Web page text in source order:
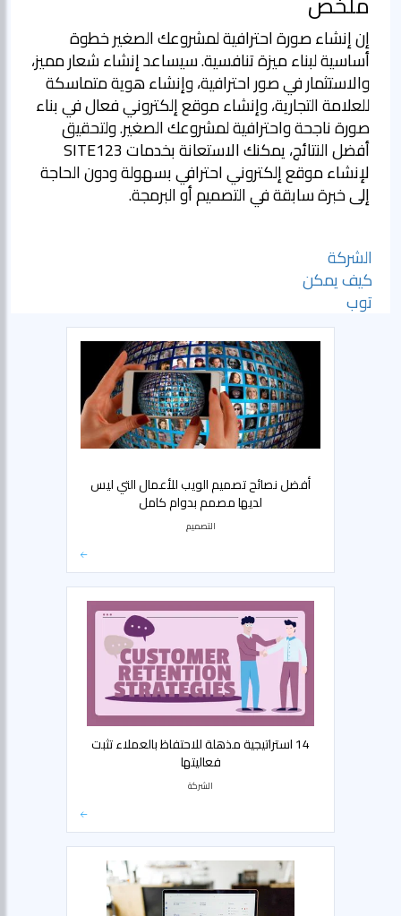
إن إنشاء صورة احترافية لمشروعك الصغير خطوة
أساسية لبناء ميزة تنافسية. سيساعد إنشاء شعار مميز،
والاستثمار في صور احترافية، وإنشاء هوية متماسكة
للعلامة التجارية، وإنشاء موقع إلكتروني فعال في بناء
صورة ناجحة واحترافية لمشروعك الصغير. ولتحقيق
أفضل النتائج، يمكنك الاستعانة بخدمات SITE123
لإنشاء موقع إلكتروني احترافي بسهولة ودون الحاجة
إلى خبرة سابقة في التصميم أو البرمجة.
الشركة
كيف يمكن
توب
أفضل نصائح تصميم الويب للأعمال التي ليس
لديها مصمم بدوام كامل
التصميم
14 استراتيجية مذهلة للاحتفاظ بالعملاء تثبت
فعاليتها
الشركة